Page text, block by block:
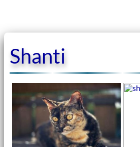
Shanti